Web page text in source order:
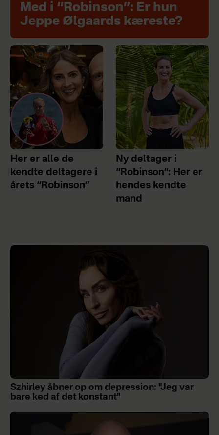
Med i “Robinson”: Er hun
Jeppe Ølgaards kæreste?
Her er alle de
kendte deltagere i
årets “Robinson”
Ny deltager i
“Robinson”: Her er
hendes kendte
mand
Szhirley åbner op om depression: "Jeg var
bare ked af det konstant"